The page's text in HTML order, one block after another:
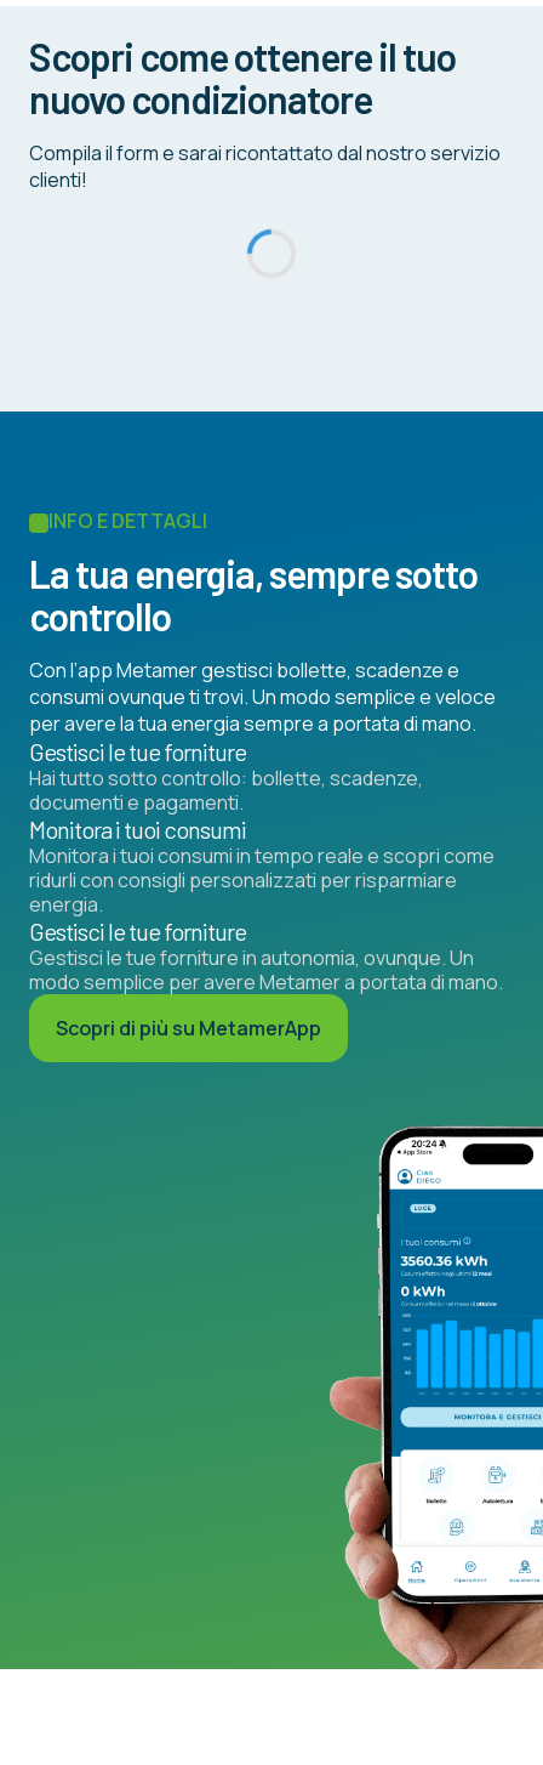
Scopri come ottenere il tuo
nuovo condizionatore
Compila il form e sarai ricontattato dal nostro servizio
clienti!
INFO E DETTAGLI
La tua energia, sempre sotto
controllo
Con l’app Metamer gestisci bollette, scadenze e
consumi ovunque ti trovi. Un modo semplice e veloce
per avere la tua energia sempre a portata di mano.
Gestisci le tue forniture
Hai tutto sotto controllo: bollette, scadenze,
documenti e pagamenti.
Monitora i tuoi consumi
Monitora i tuoi consumi in tempo reale e scopri come
ridurli con consigli personalizzati per risparmiare
energia.
Gestisci le tue forniture
Gestisci le tue forniture in autonomia, ovunque. Un
modo semplice per avere Metamer a portata di mano.
Scopri di più su MetamerApp